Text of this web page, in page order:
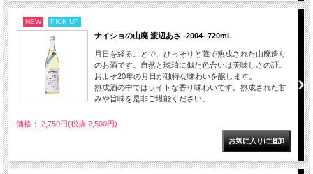
NEW PICK UP
ナイショの山廃 渡辺あさ -2004- 720mL
月日を経ることで、ひっそりと蔵で熟成された山廃造り
のお酒です。自然と琥珀に似た色合いは美味しさの証。
およそ20年の月日が独特な味わいを醸します。
熟成酒の中ではライトな香り味わいです。熟成された甘
みや旨味を是非ご堪能ください。
価格： 2,750円(税抜 2,500円)